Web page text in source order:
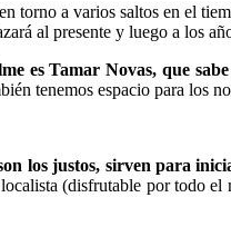
torno a varios saltos en el
al presente y luego a los
es Tamar Novas, que
tenemos espacio para los
los justos, sirven para
(disfrutable por todo